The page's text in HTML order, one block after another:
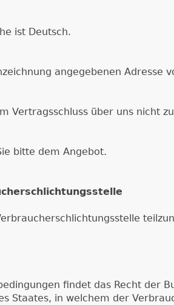
ist Deutsch.
angegebenen Adresse
Vertragsschluss über uns nicht
bitte dem Angebot.
findet das Recht der
Staates, in welchem der